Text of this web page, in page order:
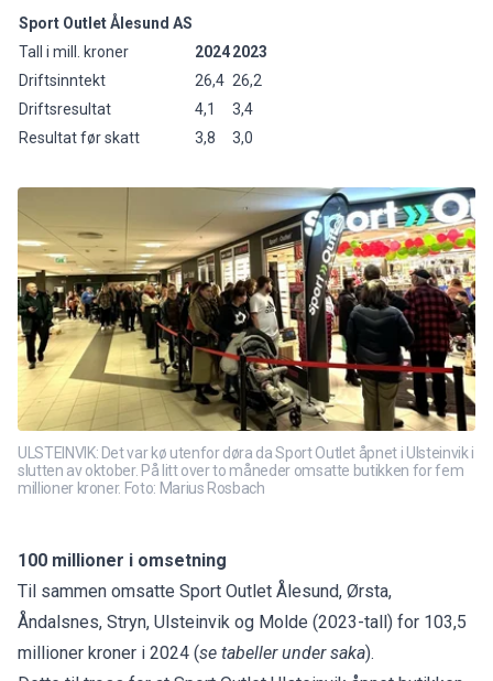
Sport Outlet Ålesund AS
Tall i mill. kroner
20242023
Driftsinntekt
26,4 26,2
Driftsresultat
4,1
3,4
Resultat før skatt
3,8 3,0
ULSTEINVIK: Det var kø utenfor døra da Sport Outlet åpnet i Ulsteinvik i
slutten av oktober. På litt over to måneder omsatte butikken for fem
millioner kroner. Foto: Marius Rosbach
100 millioner i omsetning
Til sammen omsatte Sport Outlet Ålesund, Ørsta,
Åndalsnes, Stryn, Ulsteinvik og Molde (2023-tall) for 103,5
millioner kroner i 2024 (se tabeller under saka).